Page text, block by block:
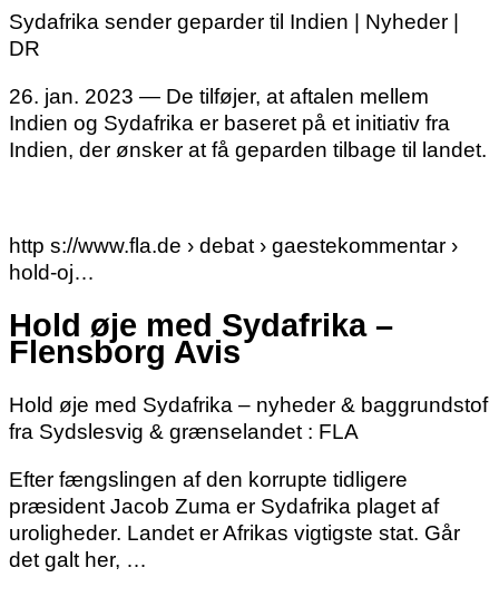
Sydafrika sender geparder til Indien | Nyheder |
DR
26. jan. 2023 — De tilføjer, at aftalen mellem
Indien og Sydafrika er baseret på et initiativ fra
Indien, der ønsker at få geparden tilbage til landet.
http s://www.fla.de › debat › gaestekommentar ›
hold-oj…
Hold øje med Sydafrika –
Flensborg Avis
Hold øje med Sydafrika – nyheder & baggrundstof
fra Sydslesvig & grænselandet : FLA
Efter fængslingen af den korrupte tidligere
præsident Jacob Zuma er Sydafrika plaget af
uroligheder. Landet er Afrikas vigtigste stat. Går
det galt her, …